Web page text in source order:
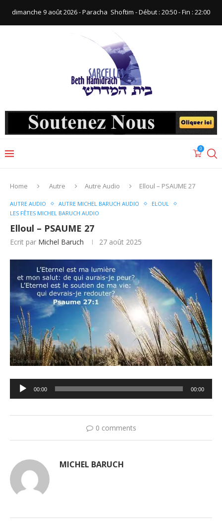
dimanche 9 août 2026 - Paracha ‪ Shoftim‬ - Début : 20:50‬ - Fin : ‪22:00‬
0
Home Autre Autre Audio Elloul – PSAUME 27
AUTRE AUDIO AUTRE MICHEL BARUCH AUDIO
ELOUL
LES FÊTES MICHEL BARUCH AUDIO
Elloul – PSAUME 27
Ecrit par Michel Baruch 27 août 2025
Lecteur
audio
00:00 00:00
0 comments
MICHEL BARUCH